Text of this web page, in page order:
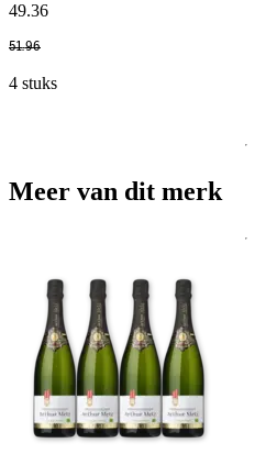
49.36
51.96
4 stuks
Meer van dit merk